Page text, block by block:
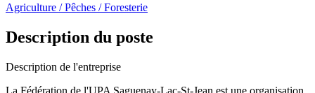
Agriculture / Pêches / Foresterie
Description du poste
Description de l'entreprise
La Fédération de l'UPA Saguenay-Lac-St-Jean est une organisation